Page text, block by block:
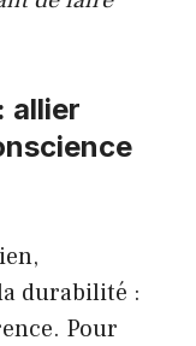
allier
durabilité :
Pour